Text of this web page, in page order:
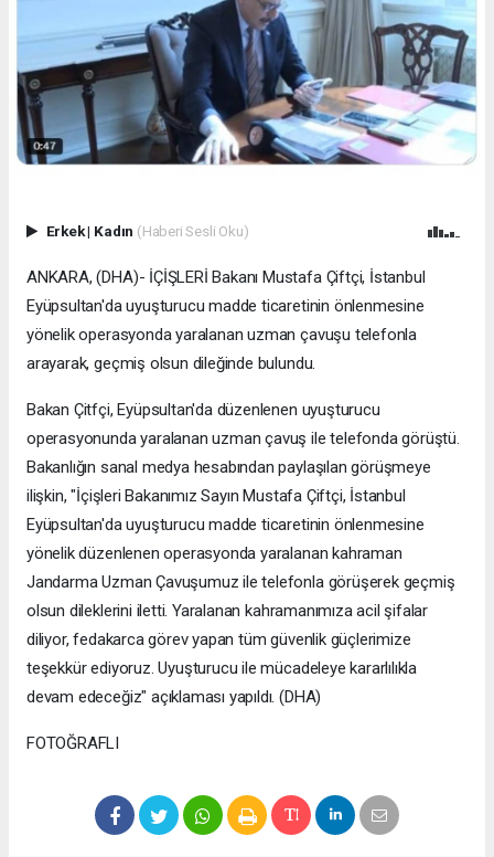
Erkek| Kadın (Haberi Sesli Oku)
ANKARA, (DHA)- İÇİŞLERİ Bakanı Mustafa Çiftçi, İstanbul
Eyüpsultan'da uyuşturucu madde ticaretinin önlenmesine
yönelik operasyonda yaralanan uzman çavuşu telefonla
arayarak, geçmiş olsun dileğinde bulundu.
Bakan Çitfçi, Eyüpsultan'da düzenlenen uyuşturucu
operasyonunda yaralanan uzman çavuş ile telefonda görüştü.
Bakanlığın sanal medya hesabından paylaşılan görüşmeye
ilişkin, "İçişleri Bakanımız Sayın Mustafa Çiftçi, İstanbul
Eyüpsultan'da uyuşturucu madde ticaretinin önlenmesine
yönelik düzenlenen operasyonda yaralanan kahraman
Jandarma Uzman Çavuşumuz ile telefonla görüşerek geçmiş
olsun dileklerini iletti. Yaralanan kahramanımıza acil şifalar
diliyor, fedakarca görev yapan tüm güvenlik güçlerimize
teşekkür ediyoruz. Uyuşturucu ile mücadeleye kararlılıkla
devam edeceğiz" açıklaması yapıldı. (DHA)
FOTOĞRAFLI